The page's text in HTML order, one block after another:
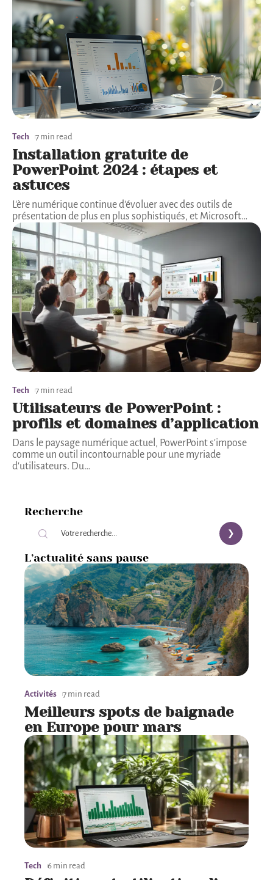
Tech 7 min read
Installation gratuite de
PowerPoint 2024 : étapes et
astuces
L'ère numérique continue d'évoluer avec des outils de
présentation de plus en plus sophistiqués, et Microsoft…
Tech 7 min read
Utilisateurs de PowerPoint :
profils et domaines d’application
Dans le paysage numérique actuel, PowerPoint s'impose
comme un outil incontournable pour une myriade
d'utilisateurs. Du…
Recherche
L’actualité sans pause
Activités 7 min read
Meilleurs spots de baignade
en Europe pour mars
Tech 6 min read